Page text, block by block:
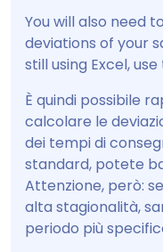
You will also need
deviations of your
still using Excel,
È quindi possibile
calcolare le
dei tempi di
standard, potete
Attenzione, però:
alta stagionalità,
periodo più